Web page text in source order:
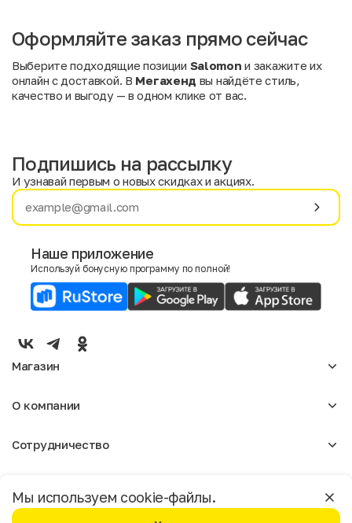
Оформляйте заказ прямо сейчас
Выберите подходящие позиции Salomon и закажите их
онлайн с доставкой. В Мегахенд вы найдёте стиль,
качество и выгоду — в одном клике от вас.
Имя
E-mail
Мужской
Мы используем cookie-файлы.
Москва
Подпишись на рассылку
И узнавай первым о новых скидках и акциях.
Наше приложение
Используй бонусную программу по полной!
Магазин
Мужское
О компании
Отзывы
Магазины
Сотрудничество
Реклама
Доставка и оплата
Бонусная программа